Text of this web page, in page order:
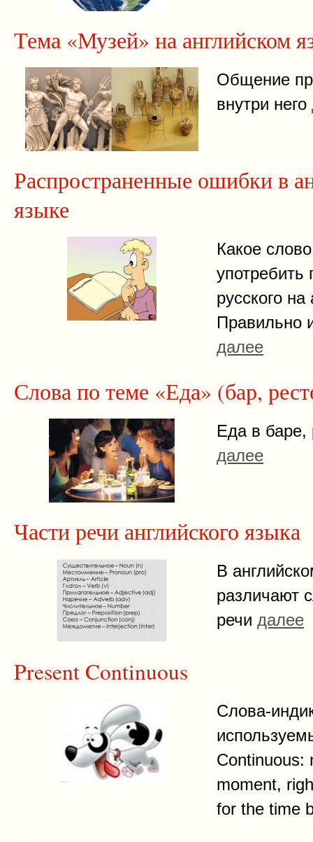
Тема «Музей» на английском
Общение
внутри него
Распространенные ошибки в
языке
Какое
употребить
русского на
Правильно
далее
Слова по теме «Еда» (бар,
Еда в баре,
далее
Части речи английского языка
В
различают
речи далее
Present Continuous
Слова-
Continuous:
moment,
for the time